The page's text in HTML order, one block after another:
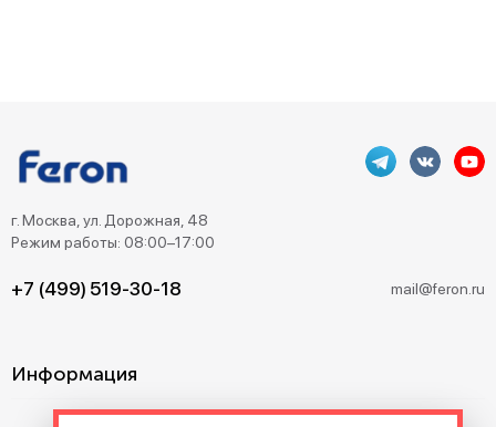
г. Москва, ул. Дорожная, 48
Режим работы: 08:00–17:00
+7 (499) 519-30-18 mail@feron.ru
Информация